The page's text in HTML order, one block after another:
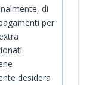
di
per
desidera